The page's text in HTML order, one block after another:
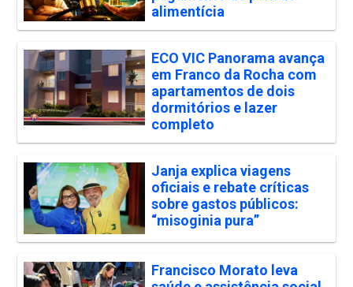
alimentícia
ECO VIC Panorama avança
em Franco da Rocha com
apartamentos de dois
dormitórios e lazer
completo
Janja explica viagens
oficiais e rebate críticas
sobre gastos públicos:
“misoginia pura”
Francisco Morato leva